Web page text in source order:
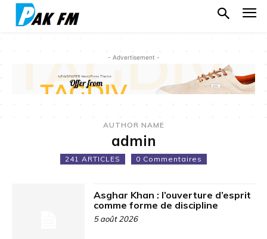
- Advertisement -
AUTHOR NAME
admin
241 ARTICLES 0 Commentaires
Asghar Khan : l’ouverture d’esprit
comme forme de discipline
5 août 2026